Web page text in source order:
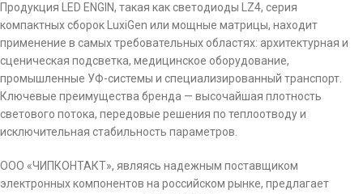
Продукция LED ENGIN, такая как светодиоды LZ4, серия
компактных сборок LuxiGen или мощные матрицы, находит
применение в самых требовательных областях: архитектурная и
сценическая подсветка, медицинское оборудование,
промышленные УФ-системы и специализированный транспорт.
Ключевые преимущества бренда — высочайшая плотность
светового потока, передовые решения по теплоотводу и
исключительная стабильность параметров.
ООО «ЧИПКОНТАКТ», являясь надежным поставщиком
электронных компонентов на российском рынке, предлагает